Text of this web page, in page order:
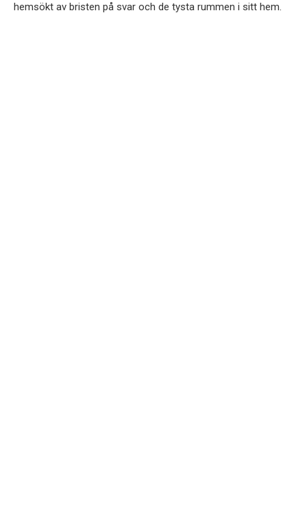
hemsökt av bristen på svar och de tysta rummen i sitt hem.